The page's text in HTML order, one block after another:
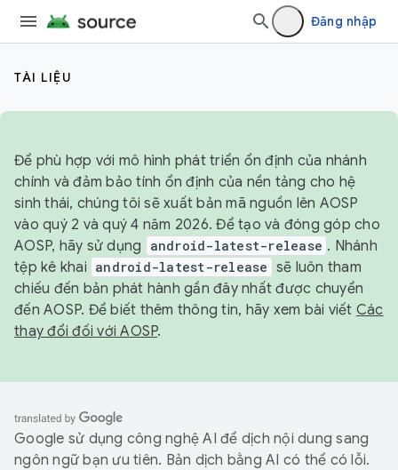
Đăng nhập
TÀI LIỆU
Để phù hợp với mô hình phát triển ổn định của nhánh
chính và đảm bảo tính ổn định của nền tảng cho hệ
sinh thái, chúng tôi sẽ xuất bản mã nguồn lên AOSP
vào quý 2 và quý 4 năm 2026. Để tạo và đóng góp cho
AOSP, hãy sử dụng
android-latest-release . Nhánh
tệp kê khai android-latest-release sẽ luôn tham
chiếu đến bản phát hành gần đây nhất được chuyển
đến AOSP. Để biết thêm thông tin, hãy xem bài viết Các
thay đổi đối với AOSP.
Google sử dụng công nghệ AI để dịch nội dung sang
ngôn ngữ bạn ưu tiên. Bản dịch bằng AI có thể có lỗi.